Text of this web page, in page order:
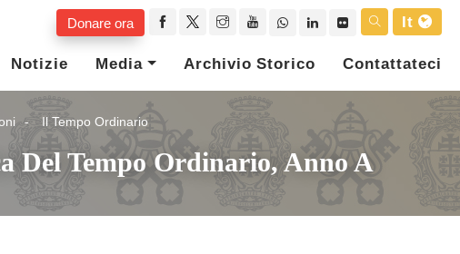
Donare ora
It
Notizie Media Archivio Storico Contattateci
Il Tempo Ordinario
Del Tempo Ordinario, Anno A